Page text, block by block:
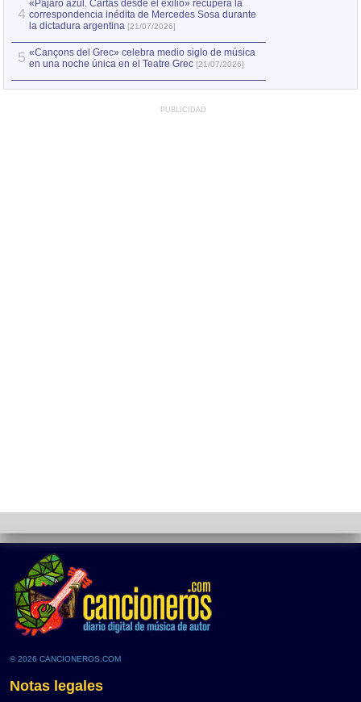
4
«Pájaro azul. Cartas desde el exilio» recupera la
correspondencia inédita de Mercedes Sosa durante
la dictadura argentina [21/07/2026]
5 «Cançons del Grec» celebra medio siglo de música
en una noche única en el Teatre Grec [21/07/2026]
PUBLICIDAD
© 2026 CANCIONEROS.COM
Notas legales